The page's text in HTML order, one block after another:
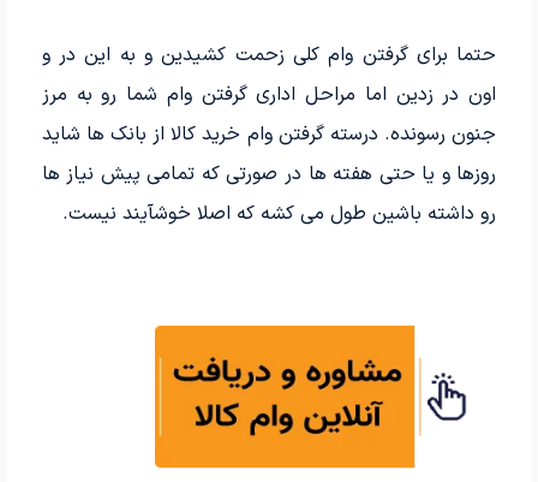
حتما برای گرفتن وام کلی زحمت کشیدین و به این در و
اون در زدین اما مراحل اداری گرفتن وام شما رو به مرز
جنون رسونده. درسته گرفتن وام خرید کالا از بانک ها شاید
روزها و یا حتی هفته ها در صورتی که تمامی پیش نیاز ها
رو داشته باشین طول می کشه که اصلا خوشآیند نیست.